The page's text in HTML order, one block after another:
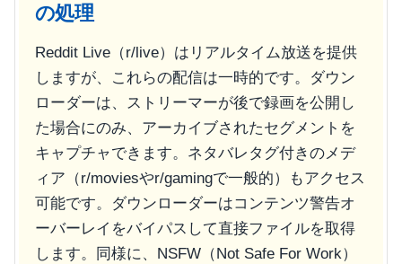
の処理
Reddit Live（r/live）はリアルタイム放送を提供
しますが、これらの配信は一時的です。ダウン
ローダーは、ストリーマーが後で録画を公開し
た場合にのみ、アーカイブされたセグメントを
キャプチャできます。ネタバレタグ付きのメデ
ィア（r/moviesやr/gamingで一般的）もアクセス
可能です。ダウンローダーはコンテンツ警告オ
ーバーレイをバイパスして直接ファイルを取得
します。同様に、NSFW（Not Safe For Work）